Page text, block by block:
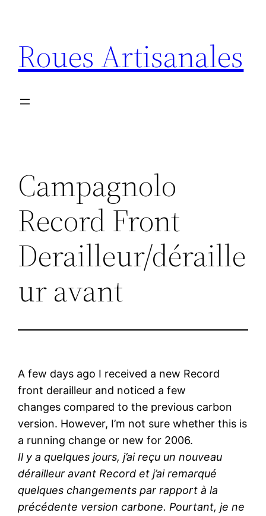
contenu
Roues Artisanales
Campagnolo
Record Front
Derailleur/déraille
ur avant
A few days ago I received a new Record
front derailleur and noticed a few
changes compared to the previous carbon
version. However, I’m not sure whether this is
a running change or new for 2006.
Il y a quelques jours, j’ai reçu un nouveau
dérailleur avant Record et j’ai remarqué
quelques changements par rapport à la
précédente version carbone. Pourtant, je ne